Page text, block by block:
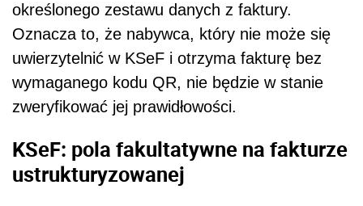
określonego zestawu danych z faktury.
Oznacza to, że nabywca, który nie może się
uwierzytelnić w KSeF i otrzyma fakturę bez
wymaganego kodu QR, nie będzie w stanie
zweryfikować jej prawidłowości.
KSeF: pola fakultatywne na fakturze
ustrukturyzowanej